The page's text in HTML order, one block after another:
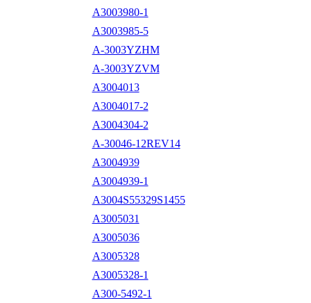
A3003980-1
A3003985-5
A-3003YZHM
A-3003YZVM
A3004013
A3004017-2
A3004304-2
A-30046-12REV14
A3004939
A3004939-1
A3004S55329S1455
A3005031
A3005036
A3005328
A3005328-1
A300-5492-1